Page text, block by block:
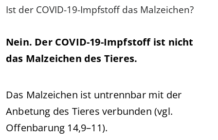
Ist der COVID-19-Impfstoff das Malzeichen?
Nein. Der COVID-19-Impfstoff ist nicht
das Malzeichen des Tieres.
Das Malzeichen ist untrennbar mit der
Anbetung des Tieres verbunden (vgl.
Offenbarung 14,9–11).